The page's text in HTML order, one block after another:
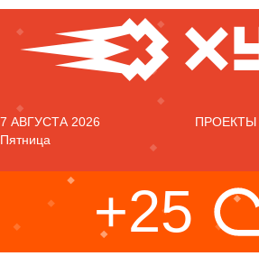
7 АВГУСТА 2026
Пятница
ПРОЕКТЫ
+25